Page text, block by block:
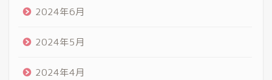
2024年6月
2024年5月
2024年4月